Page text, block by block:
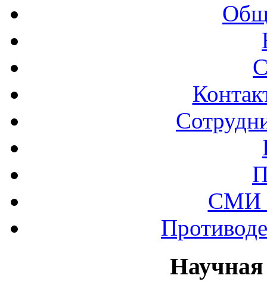
СМИ
Научная